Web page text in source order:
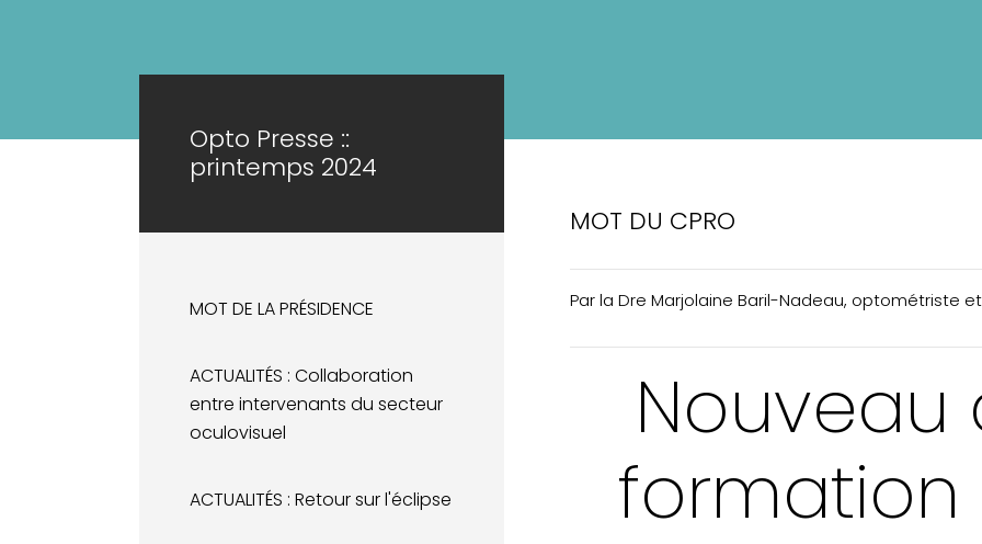
Opto Presse ::
printemps 2024
MOT DE LA PRÉSIDENCE
ACTUALITÉS : Collaboration
entre intervenants du secteur
oculovisuel
ACTUALITÉS : Retour sur l'éclipse
MOT DU CPRO
Par la Dre Marjolaine Baril-Nadeau, optométriste
Nouveau